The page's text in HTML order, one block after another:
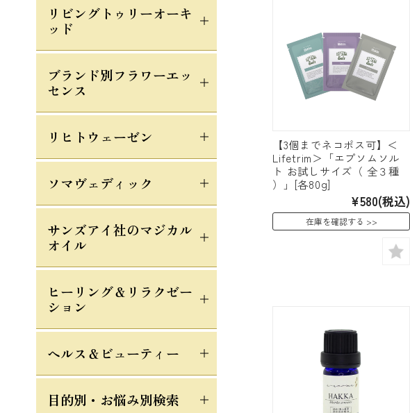
【3個までネコポス可】＜
Lifetrim＞「エプソムソル
ト お試しサイズ（ 全３種
）」[各80g]
¥580(税込)
在庫を確認する
リビングトゥリーオーキ
ッド
ブランド別フラワーエッ
センス
リヒトウェーゼン
ソマヴェディック
サンズアイ社のマジカル
オイル
ヒーリング＆リラクゼー
ション
ヘルス＆ビューティー
目的別・お悩み別検索